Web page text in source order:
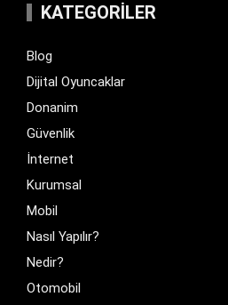
KATEGORILER
Blog
Dijital Oyuncaklar
Donanim
Güvenlik
İnternet
Kurumsal
Mobil
Nasıl Yapılır?
Nedir?
Otomobil